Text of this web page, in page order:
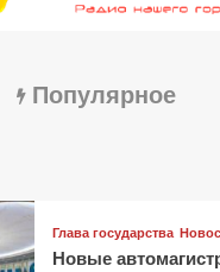
Популярное
Глава государства
Новые